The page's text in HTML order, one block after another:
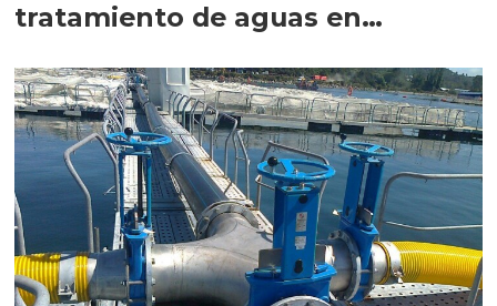
tratamiento de aguas en